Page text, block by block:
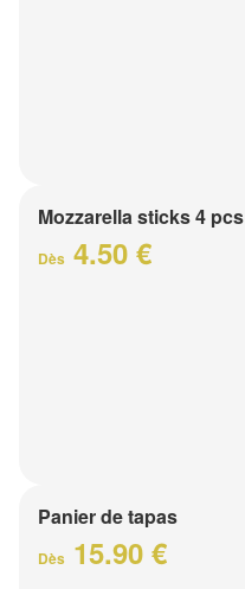
Mozzarella sticks 4 pcs
Dès 4.50 €
Panier de tapas
Dès 15.90 €